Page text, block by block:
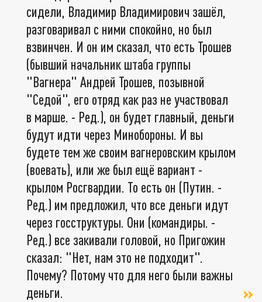
сидели, Владимир Владимирович зашёл,
разговаривал с ними спокойно, но был
взвинчен. И он им сказал, что есть Трошев
(бывший начальник штаба группы
"Вагнера" Андрей Трошев, позывной
"Седой", его отряд как раз не участвовал
в марше. - Ред.), он будет главный, деньги
будут идти через Минобороны. И вы
будете тем же своим вагнеровским крылом
(воевать), или же был ещё вариант -
крылом Росгвардии. То есть он (Путин. -
Ред.) им предложил, что все деньги идут
через госструктуры. Они (командиры. -
Ред.) все закивали головой, но Пригожин
сказал: "Нет, нам это не подходит".
Почему? Потому что для него были важны
деньги.